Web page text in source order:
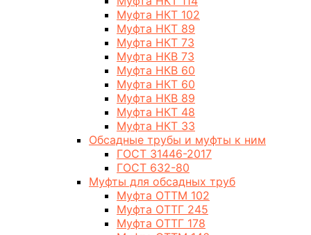
Муфта НКТ 102
Муфта НКТ 89
Муфта НКТ 73
Муфта НКВ 73
Муфта НКВ 60
Муфта НКТ 60
Муфта НКВ 89
Муфта НКТ 48
Муфта НКТ 33
Обсадные трубы и муфты к ним
ГОСТ 31446-2017
ГОСТ 632-80
Муфты для обсадных труб
Муфта ОТТМ 102
Муфта ОТТГ 245
Муфта ОТТГ 178